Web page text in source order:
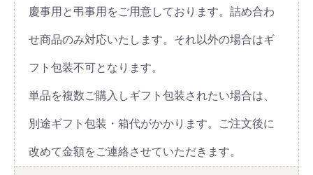
慶事用と弔事用をご用意しております。詰め合わ
せ商品のみ対応いたします。それ以外の場合はギ
フト包装不可となります。
単品を複数ご購入しギフト包装されたい場合は、
別途ギフト包装・箱代がかかります。ご注文後に
改めて金額をご連絡させていただきます。